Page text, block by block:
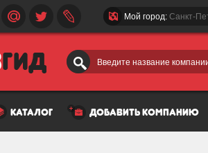
Введите название
Мой город: Санкт-
каталог добавить компанию